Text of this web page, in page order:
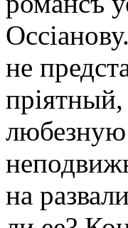
не
на